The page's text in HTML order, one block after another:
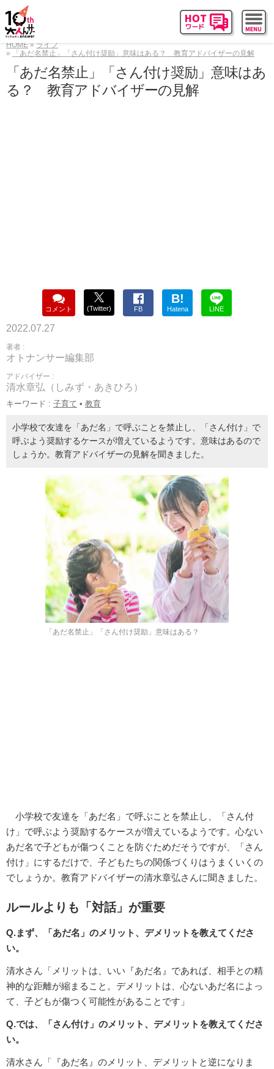
HOME
ライフ
「あだ名禁止」「さん付け奨励」意味はある？ 教育アドバイザーの見解
「あだ名禁止」「さん付け奨励」意味はあ
る？ 教育アドバイザーの見解
コメント (Twitter) FB
B!
Hatena LINE
2022.07.27
著者 :
オトナンサー編集部
アドバイザー :
清水章弘（しみず・あきひろ）
キーワード : 子育て • 教育
小学校で友達を「あだ名」で呼ぶことを禁止し、「さん付け」で
呼ぶよう奨励するケースが増えているようです。意味はあるので
しょうか。教育アドバイザーの見解を聞きました。
「あだ名禁止」「さん付け奨励」意味はある？
小学校で友達を「あだ名」で呼ぶことを禁止し、「さん付
け」で呼ぶよう奨励するケースが増えているようです。心ない
あだ名で子どもが傷つくことを防ぐためだそうですが、「さん
付け」にするだけで、子どもたちの関係づくりはうまくいくの
でしょうか。教育アドバイザーの清水章弘さんに聞きました。
ルールよりも「対話」が重要
Q.まず、「あだ名」のメリット、デメリットを教えてくださ
い。
清水さん「メリットは、いい『あだ名』であれば、相手との精
神的な距離が縮まること。デメリットは、心ないあだ名によっ
て、子どもが傷つく可能性があることです」
Q.では、「さん付け」のメリット、デメリットを教えてくださ
い。
清水さん「『あだ名』のメリット、デメリットと逆になりま